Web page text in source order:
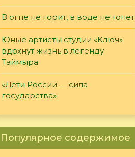
В огне не горит, в воде не тонет
Юные артисты студии «Ключ»
вдохнут жизнь в легенду
Таймыра
«Дети России — сила
государства»
Популярное содержимое